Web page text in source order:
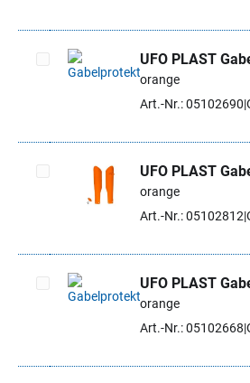
Artikel auswählen
UFO PLAST
orange
Art.-Nr.: 05102690
Artikel auswählen
UFO PLAST
orange
Art.-Nr.: 05102812
Artikel auswählen
UFO PLAST
orange
Art.-Nr.: 05102668